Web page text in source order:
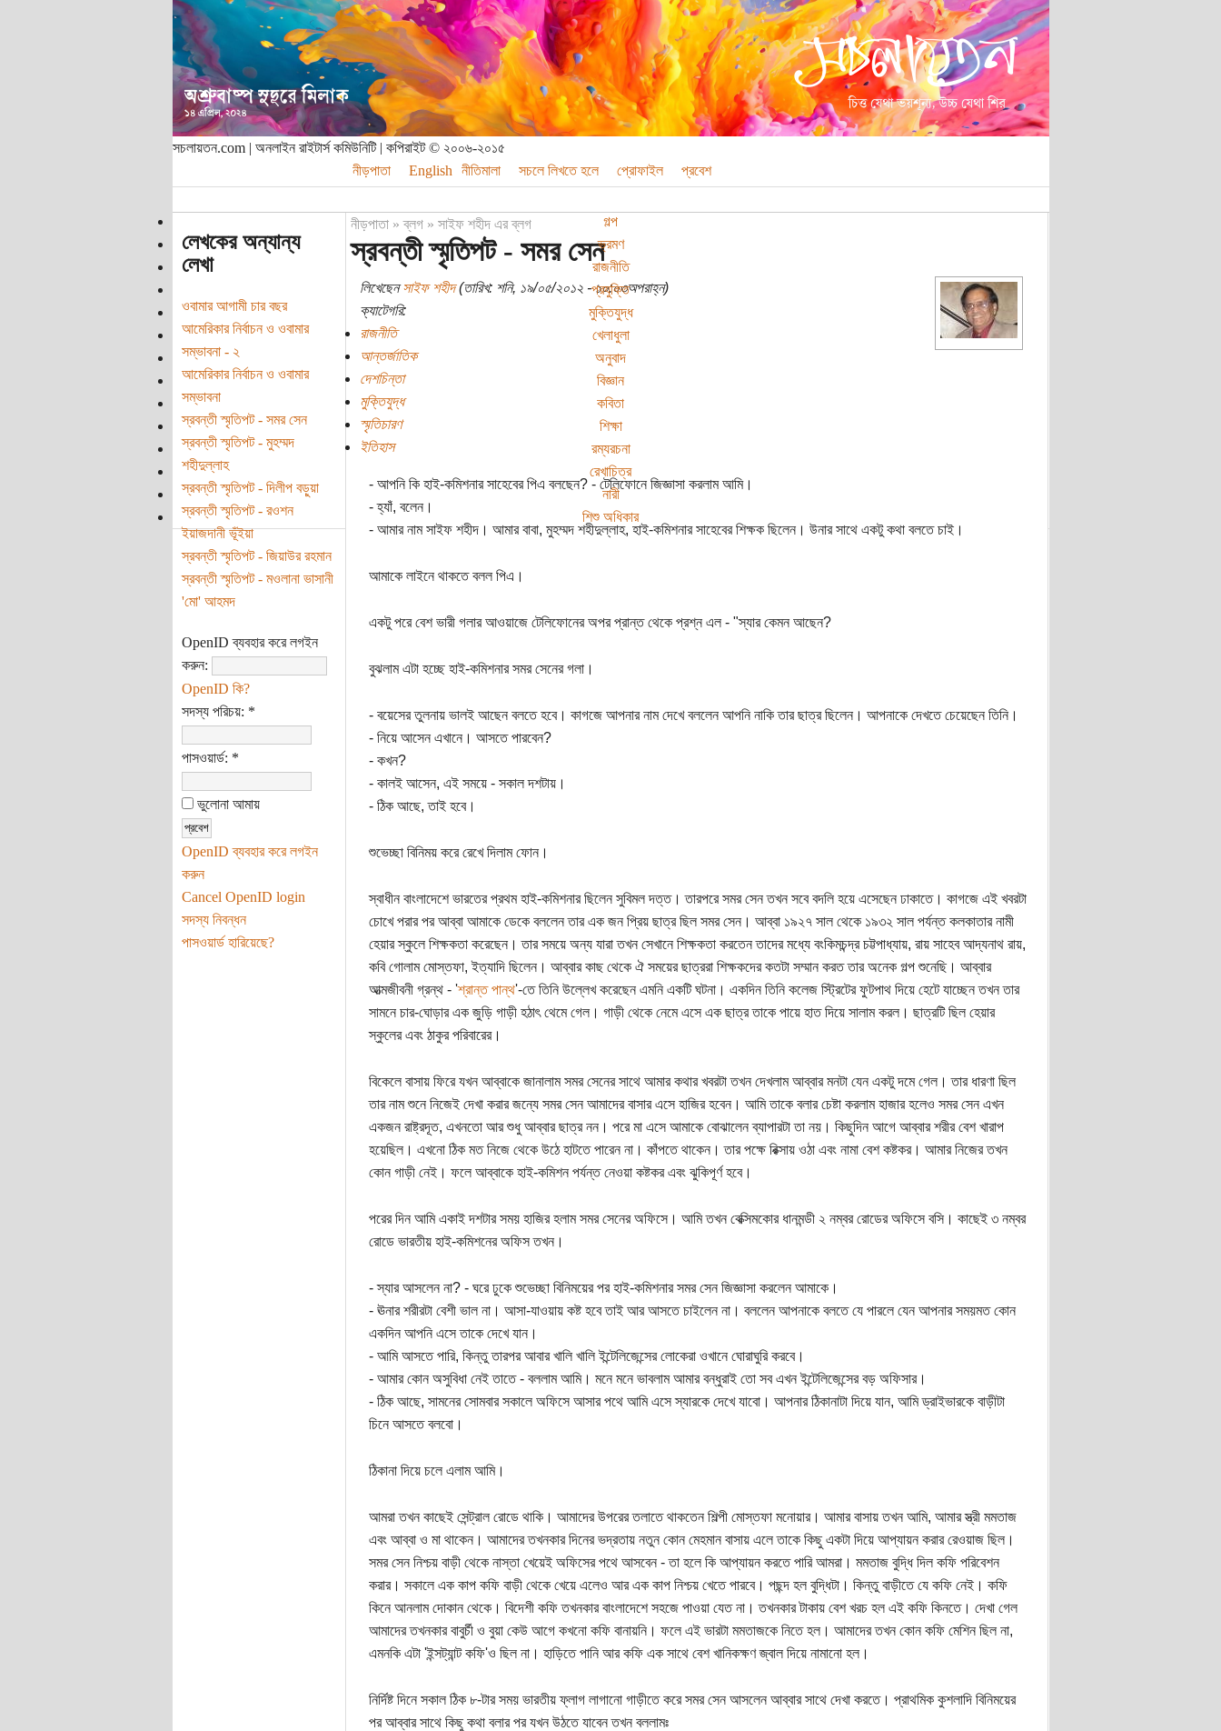
সচলায়তন.com | অনলাইন রাইটার্স কমিউনিটি | কপিরাইট © ২০০৬-২০১৫
নীড়পাতা
English নীতিমালা সচলে লিখতে হলে প্রোফাইল প্রবেশ
গল্প
ভ্রমণ
রাজনীতি
প্রযুক্তি
মুক্তিযুদ্ধ
খেলাধুলা
অনুবাদ
বিজ্ঞান
কবিতা
শিক্ষা
রম্যরচনা
রেখাচিত্র
নারী
শিশু অধিকার
লেখকের অন্যান্য
লেখা
ওবামার আগামী চার বছর
আমেরিকার নির্বাচন ও ওবামার
সম্ভাবনা - ২
আমেরিকার নির্বাচন ও ওবামার
সম্ভাবনা
স্রবন্তী স্মৃতিপট - সমর সেন
স্রবন্তী স্মৃতিপট - মুহম্মদ
শহীদুল্লাহ
স্রবন্তী স্মৃতিপট - দিলীপ বড়ুয়া
স্রবন্তী স্মৃতিপট - রওশন
ইয়াজদানী ভূঁইয়া
স্রবন্তী স্মৃতিপট - জিয়াউর রহমান
স্রবন্তী স্মৃতিপট - মওলানা ভাসানী
'মো' আহমদ
OpenID ব্যবহার করে লগইন
করুন:
OpenID কি?
সদস্য পরিচয়: *
পাসওয়ার্ড: *
ভুলোনা আমায়
OpenID ব্যবহার করে লগইন
করুন
Cancel OpenID login
সদস্য নিবন্ধন
পাসওয়ার্ড হারিয়েছে?
নীড়পাতা»ব্লগ» সাইফ শহীদ এর ব্লগ
স্রবন্তী স্মৃতিপট - সমর সেন
লিখেছেনসাইফ শহীদ(তারিখ: শনি, ১৯/০৫/২০১২ - ১০:০৩অপরাহ্ন)
ক্যাটেগরি:
রাজনীতি
আন্তর্জাতিক
দেশচিন্তা
মুক্তিযুদ্ধ
স্মৃতিচারণ
ইতিহাস
- আপনি কি হাই-কমিশনার সাহেবের পিএ বলছেন? - টেলিফোনে জিজ্ঞাসা করলাম আমি।
- হ্যাঁ, বলেন।
- আমার নাম সাইফ শহীদ। আমার বাবা, মুহম্মদ শহীদুল্লাহ, হাই-কমিশনার সাহেবের শিক্ষক ছিলেন। উনার সাথে একটু কথা বলতে চাই।
আমাকে লাইনে থাকতে বলল পিএ।
একটু পরে বেশ ভারী গলার আওয়াজে টেলিফোনের অপর প্রান্ত থেকে প্রশ্ন এল - "স্যার কেমন আছেন?
বুঝলাম এটা হচ্ছে হাই-কমিশনার সমর সেনের গলা।
- বয়েসের তুলনায় ভালই আছেন বলতে হবে। কাগজে আপনার নাম দেখে বললেন আপনি নাকি তার ছাত্র ছিলেন। আপনাকে দেখতে চেয়েছেন তিনি।
- নিয়ে আসেন এখানে। আসতে পারবেন?
- কখন?
- কালই আসেন, এই সময়ে - সকাল দশটায়।
- ঠিক আছে, তাই হবে।
শুভেচ্ছা বিনিময় করে রেখে দিলাম ফোন।
স্বাধীন বাংলাদেশে ভারতের প্রথম হাই-কমিশনার ছিলেন সুবিমল দত্ত। তারপরে সমর সেন তখন সবে বদলি হয়ে এসেছেন ঢাকাতে। কাগজে এই খবরটা
চোখে পরার পর আব্বা আমাকে ডেকে বললেন তার এক জন প্রিয় ছাত্র ছিল সমর সেন। আব্বা ১৯২৭ সাল থেকে ১৯৩২ সাল পর্যন্ত কলকাতার নামী
হেয়ার স্কুলে শিক্ষকতা করেছেন। তার সময়ে অন্য যারা তখন সেখানে শিক্ষকতা করতেন তাদের মধ্যে বংকিমচন্দ্র চট্টপাধ্যায়, রায় সাহেব আদ্যনাথ রায়,
কবি গোলাম মোস্তফা, ইত্যাদি ছিলেন। আব্বার কাছ থেকে ঐ সময়ের ছাত্ররা শিক্ষকদের কতটা সম্মান করত তার অনেক গল্প শুনেছি। আব্বার
আত্মজীবনী গ্রন্থ - 'শ্রান্ত পান্থ'-তে তিনি উল্লেখ করেছেন এমনি একটি ঘটনা। একদিন তিনি কলেজ স্ট্রিটের ফুটপাথ দিয়ে হেটে যাচ্ছেন তখন তার
সামনে চার-ঘোড়ার এক জুড়ি গাড়ী হঠাৎ থেমে গেল। গাড়ী থেকে নেমে এসে এক ছাত্র তাকে পায়ে হাত দিয়ে সালাম করল। ছাত্রটি ছিল হেয়ার
স্কুলের এবং ঠাকুর পরিবারের।
বিকেলে বাসায় ফিরে যখন আব্বাকে জানালাম সমর সেনের সাথে আমার কথার খবরটা তখন দেখলাম আব্বার মনটা যেন একটু দমে গেল। তার ধারণা ছিল
তার নাম শুনে নিজেই দেখা করার জন্যে সমর সেন আমাদের বাসার এসে হাজির হবেন। আমি তাকে বলার চেষ্টা করলাম হাজার হলেও সমর সেন এখন
একজন রাষ্ট্রদূত, এখনতো আর শুধু আব্বার ছাত্র নন। পরে মা এসে আমাকে বোঝালেন ব্যাপারটা তা নয়। কিছুদিন আগে আব্বার শরীর বেশ খারাপ
হয়েছিল। এখনো ঠিক মত নিজে থেকে উঠে হাটতে পারেন না। কাঁপতে থাকেন। তার পক্ষে রিক্সায় ওঠা এবং নামা বেশ কষ্টকর। আমার নিজের তখন
কোন গাড়ী নেই। ফলে আব্বাকে হাই-কমিশন পর্যন্ত নেওয়া কষ্টকর এবং ঝুকিপূর্ণ হবে।
পরের দিন আমি একাই দশটার সময় হাজির হলাম সমর সেনের অফিসে। আমি তখন বেক্সিমকোর ধানমন্ডী ২ নম্বর রোডের অফিসে বসি। কাছেই ৩ নম্বর
রোডে ভারতীয় হাই-কমিশনের অফিস তখন।
- স্যার আসলেন না? - ঘরে ঢুকে শুভেচ্ছা বিনিময়ের পর হাই-কমিশনার সমর সেন জিজ্ঞাসা করলেন আমাকে।
- ঊনার শরীরটা বেশী ভাল না। আসা-যাওয়ায় কষ্ট হবে তাই আর আসতে চাইলেন না। বললেন আপনাকে বলতে যে পারলে যেন আপনার সময়মত কোন
একদিন আপনি এসে তাকে দেখে যান।
- আমি আসতে পারি, কিন্তু তারপর আবার খালি খালি ইন্টেলিজেন্সের লোকেরা ওখানে ঘোরাঘুরি করবে।
- আমার কোন অসুবিধা নেই তাতে - বললাম আমি। মনে মনে ভাবলাম আমার বন্ধুরাই তো সব এখন ইন্টেলিজেন্সের বড় অফিসার।
- ঠিক আছে, সামনের সোমবার সকালে অফিসে আসার পথে আমি এসে স্যারকে দেখে যাবো। আপনার ঠিকানাটা দিয়ে যান, আমি ড্রাইভারকে বাড়ীটা
চিনে আসতে বলবো।
ঠিকানা দিয়ে চলে এলাম আমি।
আমরা তখন কাছেই সেন্ট্রাল রোডে থাকি। আমাদের উপরের তলাতে থাকতেন শিল্পী মোস্তফা মনোয়ার। আমার বাসায় তখন আমি, আমার স্ত্রী মমতাজ
এবং আব্বা ও মা থাকেন। আমাদের তখনকার দিনের ভদ্রতায় নতুন কোন মেহমান বাসায় এলে তাকে কিছু একটা দিয়ে আপ্যায়ন করার রেওয়াজ ছিল।
সমর সেন নিশ্চয় বাড়ী থেকে নাস্তা খেয়েই অফিসের পথে আসবেন - তা হলে কি আপ্যায়ন করতে পারি আমরা। মমতাজ বুদ্ধি দিল কফি পরিবেশন
করার। সকালে এক কাপ কফি বাড়ী থেকে খেয়ে এলেও আর এক কাপ নিশ্চয় খেতে পারবে। পছন্দ হল বুদ্ধিটা। কিন্তু বাড়ীতে যে কফি নেই। কফি
কিনে আনলাম দোকান থেকে। বিদেশী কফি তখনকার বাংলাদেশে সহজে পাওয়া যেত না। তখনকার টাকায় বেশ খরচ হল এই কফি কিনতে। দেখা গেল
আমাদের তখনকার বাবুর্চী ও বুয়া কেউ আগে কখনো কফি বানায়নি। ফলে এই ভারটা মমতাজকে নিতে হল। আমাদের তখন কোন কফি মেশিন ছিল না,
এমনকি এটা 'ইন্সট্যান্ট কফি'ও ছিল না। হাড়িতে পানি আর কফি এক সাথে বেশ খানিকক্ষণ জ্বাল দিয়ে নামানো হল।
নির্দিষ্ট দিনে সকাল ঠিক ৮-টার সময় ভারতীয় ফ্লাগ লাগানো গাড়ীতে করে সমর সেন আসলেন আব্বার সাথে দেখা করতে। প্রাথমিক কুশলাদি বিনিময়ের
পর আব্বার সাথে কিছু কথা বলার পর যখন উঠতে যাবেন তখন বললামঃ